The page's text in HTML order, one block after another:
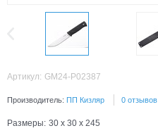
Артикул: GM24-P02387
Производитель: ПП Кизляр 0 отзывов
Размеры: 30 x 30 x 245